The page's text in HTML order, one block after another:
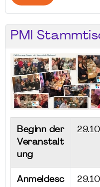
PMI
Beginn der
Veranstalt
ung
Anmeldesc